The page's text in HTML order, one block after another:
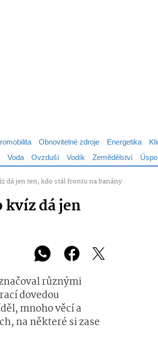
Obnovitelné zdroje Energetika
Voda Ovzduší Vodík Zemědělství
dá jen ten, kdo stál frontu na banány
kvíz dá jen
různými
dovedou
mnoho věcí a
na některé si zase